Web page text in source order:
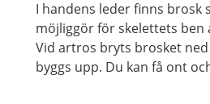
I handens leder finns brosk
möjliggör för skelettets
Vid artros bryts brosket
byggs upp. Du kan få ont